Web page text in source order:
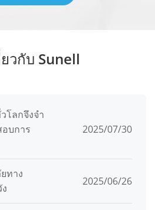
วกับ Sunell
โลกจึงจํา
บการ
2025/07/30
ทาง
2025/06/26